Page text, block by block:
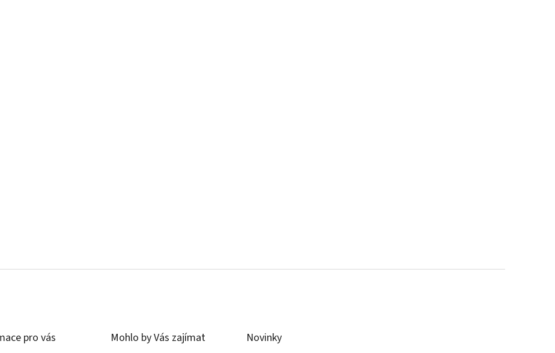
pro vás Mohlo by Vás zajímat Novinky